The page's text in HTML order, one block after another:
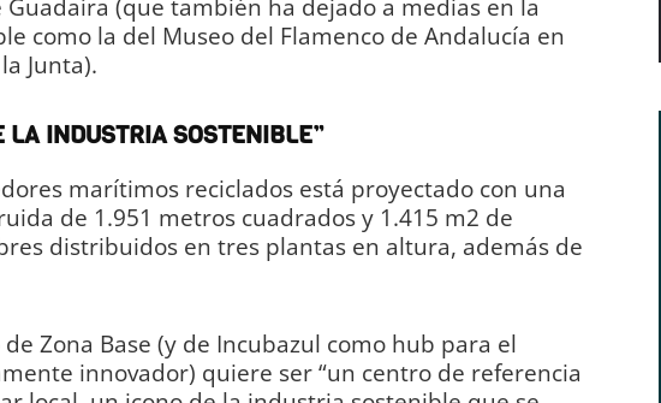
Guadaíra (que también ha dejado a medias en la
como la del Museo del Flamenco de Andalucía en
Junta).
LA INDUSTRIA SOSTENIBLE”
marítimos reciclados está proyectado con una
de 1.951 metros cuadrados y 1.415 m2 de
distribuidos en tres plantas en altura, además de
Zona Base (y de Incubazul como hub para el
innovador) quiere ser “un centro de referencia